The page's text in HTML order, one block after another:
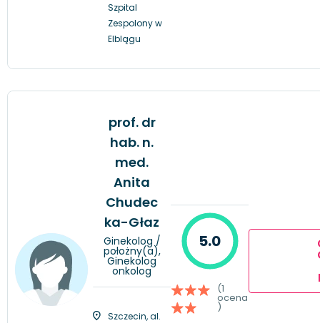
Szpital
Zespolony w
Elblągu
prof. dr
hab. n.
med.
Anita
Chudec
ka-Głaz
Ginekolog /
położny(a),
Ginekolog
onkolog
Szczecin, al.
5.0
(1
ocena
)